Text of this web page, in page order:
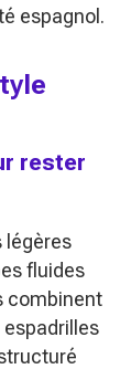
espagnol.
rester
légères
fluides
combinent